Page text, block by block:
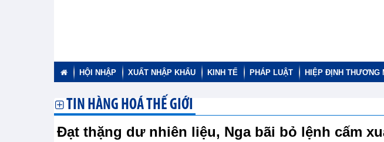
HỘI NHẬP XUẤT NHẬP KHẨU KINH TẾ PHÁP LUẬT HIỆP ĐỊNH THƯƠNG
TIN HÀNG HOÁ THẾ GIỚI
Đạt thặng dư nhiên liệu, Nga bãi bỏ lệnh cấm